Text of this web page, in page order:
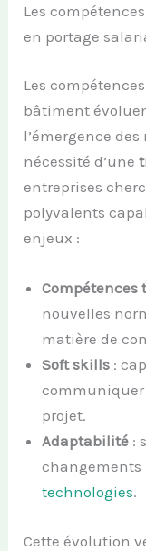
Les
en portage
Les
bâtiment
l’émergence
nécessité d’une
entreprises
polyvalents
enjeux :
Compétences
nouvelles
matière de
Soft skills :
communiquer
projet.
Adaptabilité :
changements
technologies.
Cette évolution